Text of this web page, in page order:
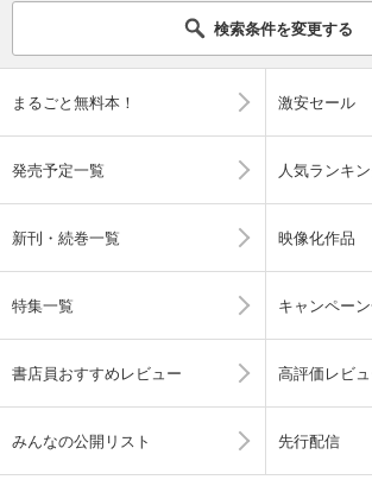
検索条件を変更する
まるごと無料本！ 激安セール
発売予定一覧 人気ランキ
新刊・続巻一覧 映像化作品
特集一覧 キャンペー
書店員おすすめレビュー 高評価レビ
みんなの公開リスト 先行配信